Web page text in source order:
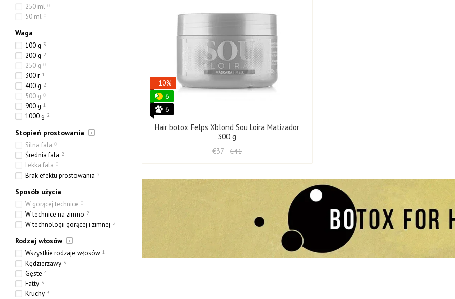
−10%
6
6
Hair botox Felps Xblond Sou Loira Matizador
300 g
€41
€37
250 ml 0
50 ml 0
Waga
100 g 3
200 g 2
250 g 0
300 г 1
400 g 2
500 g 0
900 g 1
1000 g 2
Stopień prostowania
Silna fala 0
Średnia fala 2
Lekka fala 0
Brak efektu prostowania 2
Sposób użycia
W gorącej technice 0
W technice na zimno 2
W technologii gorącej i zimnej 2
Rodzaj włosów
Wszystkie rodzaje włosów 1
Kędzierzawy 3
Gęste 4
Fatty 3
Kruchy 3